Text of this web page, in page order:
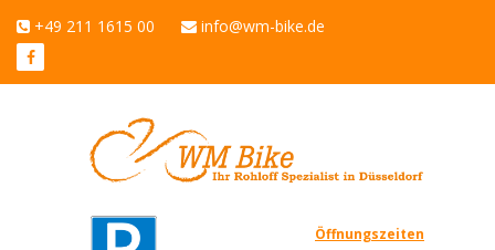
+49 211 1615 00 info@wm-bike.de
Öffnungszeiten